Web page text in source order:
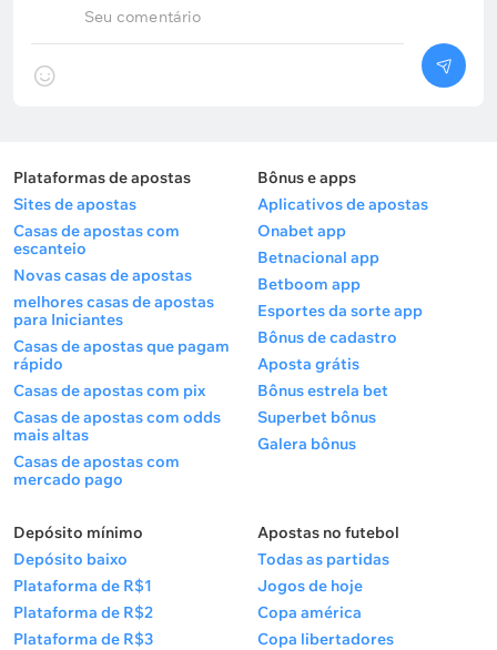
Seu comentário
Plataformas de apostas
Sites de apostas
Casas de apostas com
escanteio
Novas casas de apostas
melhores casas de apostas
para Iniciantes
Casas de apostas que pagam
rápido
Casas de apostas com pix
Casas de apostas com odds
mais altas
Casas de apostas com
mercado pago
Bônus e apps
Aplicativos de apostas
Onabet app
Betnacional app
Betboom app
Esportes da sorte app
Bônus de cadastro
Aposta grátis
Bônus estrela bet
Superbet bônus
Galera bônus
Depósito mínimo
Depósito baixo
Plataforma de R$1
Plataforma de R$2
Plataforma de R$3
Apostas no futebol
Todas as partidas
Jogos de hoje
Copa américa
Copa libertadores